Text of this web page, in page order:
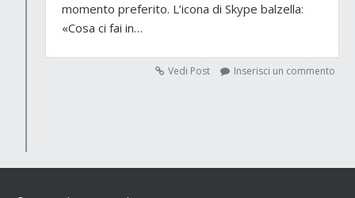
momento preferito. L’icona di Skype balzella:
«Cosa ci fai in…
Vedi Post Inserisci un commento